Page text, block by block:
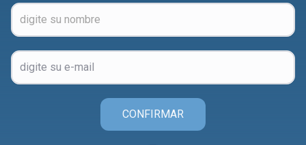
CONFIRMAR